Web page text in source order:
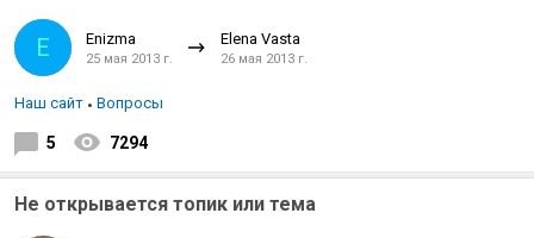
E Enizma
25 мая 2013 г.
Elena Vasta
26 мая 2013 г.
Наш сайт Вопросы
5 7294
Не открывается топик или тема